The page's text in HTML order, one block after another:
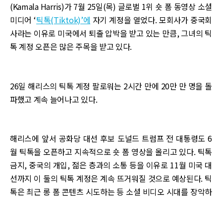
(Kamala Harris)가 7월 25일(목) 글로벌 1위 숏 폼 동영상 소셜
미디어 ‘틱톡(Tiktok)’에 자기 계정을 열었다. 모회사가 중국회
사라는 이유로 미국에서 퇴출 압박을 받고 있는 만큼, 그녀의 틱
톡 계정 오픈은 많은 주목을 받고 있다.
26일 해리스의 틱톡 계정 팔로워는 2시간 만에 20만 만 명을 돌
파했고 계속 늘어나고 있다.
해리스에 앞서 공화당 대선 후보 도널드 트럼프 전 대통령도 6
월 틱톡을 오픈하고 지속적으로 숏 폼 영상을 올리고 있다. 틱톡
금지, 중국의 개입, 젊은 층과의 소통 등을 이유로 11월 미국 대
선까지 이 둘의 틱톡 계정은 계속 뜨거워질 것으로 예상된다. 틱
톡은 최근 롱 폼 콘텐츠 시도하는 등 소셜 비디오 시대를 장악하